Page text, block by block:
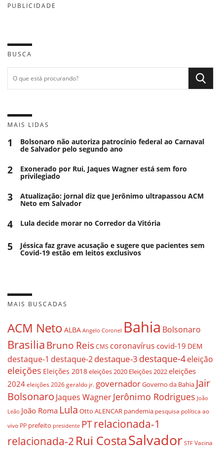
PUBLICIDADE
BUSCA
MAIS LIDAS
1 Bolsonaro não autoriza patrocínio federal ao Carnaval
de Salvador pelo segundo ano
2 Exonerado por Rui, Jaques Wagner está sem foro
privilegiado
3 Atualização: jornal diz que Jerônimo ultrapassou ACM
Neto em Salvador
4 Lula decide morar no Corredor da Vitória
5 Jéssica faz grave acusação e sugere que pacientes sem
Covid-19 estão em leitos exclusivos
MAIS BUSCADAS
ACM Neto ALBA Angelo Coronel Bahia Bolsonaro
BrasiliaBruno ReisCMS coronavírus covid-19 DEM
destaque-1 destaque-2destaque-3 destaque-4eleição
eleições Eleições 2018eleições 2020 Eleições 2022eleições
2024 eleições 2026 geraldo jr. governadorGoverno da Bahia Jair
Bolsonaro Jaques WagnerJerônimo Rodrigues João
Leão João Roma Lula Otto ALENCAR pandemia pesquisa política ao
vivo PP prefeito presidente PTrelacionada-1
relacionada-2 Rui CostaSalvador STF Vacina